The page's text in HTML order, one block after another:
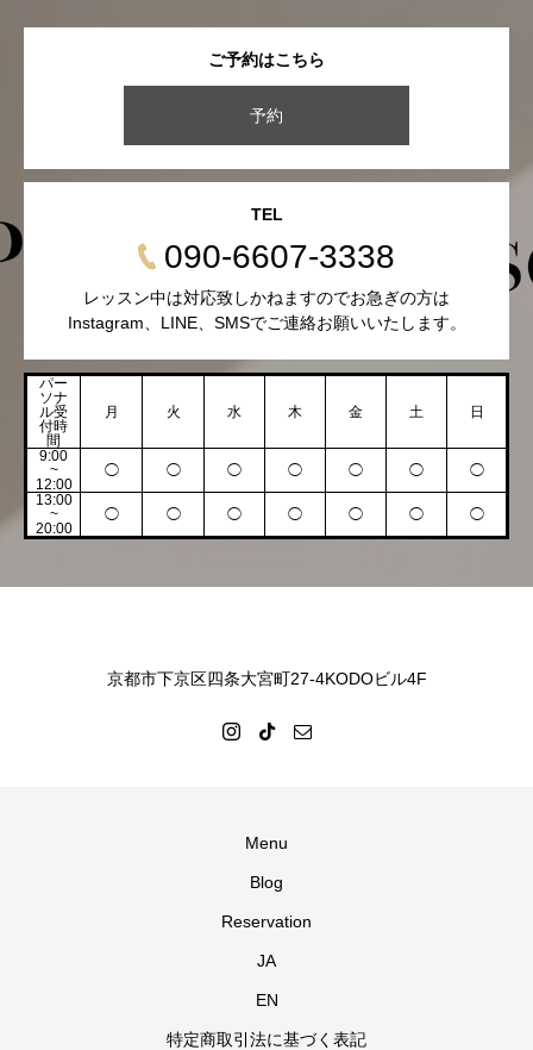
ご予約はこちら
予約
TEL
090-6607-3338
レッスン中は対応致しかねますのでお急ぎの方は
Instagram、LINE、SMSでご連絡お願いいたします。
パー
ソナ
ル受
付時
間
月 火 水 木 金 土 日
9:00
~
12:00
◯ ◯ ◯ ◯ ◯ ◯
◯
13:00
~
20:00
◯ ◯ ◯ ◯ ◯ ◯ ◯
京都市下京区四条大宮町27-4KODOビル4F
Menu
Blog
Reservation
JA
EN
特定商取引法に基づく表記